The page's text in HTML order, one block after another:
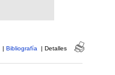
| Bibliografía | Detalles